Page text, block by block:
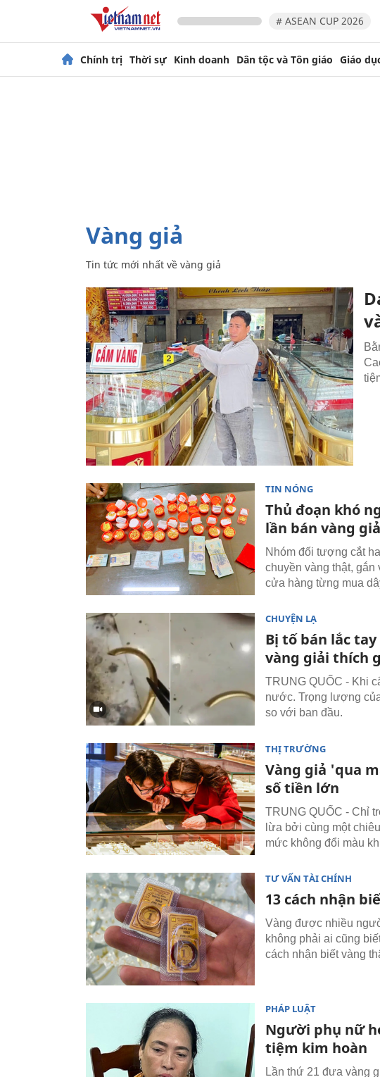
# ASEAN CUP 2026
Chính trị Thời sự Kinh doanh Dân tộc và Tôn giáo Giáo
vàng giả
Tin tức mới nhất về vàng giả
TIN NÓNG
Thủ đoạn khó
lần bán vàng
Nhóm đối tượng cắt
chuyền vàng thật, gắn
cửa hàng từng mua
CHUYỆN LẠ
Bị tố bán lắc
vàng giải thích
TRUNG QUỐC - Khi
nước. Trọng lượng
so với ban đầu.
THỊ TRƯỜNG
Vàng giả 'qua
số tiền lớn
TRUNG QUỐC - Chỉ
lừa bởi cùng một
mức không đổi màu
TƯ VẤN TÀI CHÍNH
13 cách nhận
Vàng được nhiều
không phải ai cũng
cách nhận biết vàng
PHÁP LUẬT
Người phụ nữ
tiệm kim hoàn
Lần thứ 21 đưa vàng